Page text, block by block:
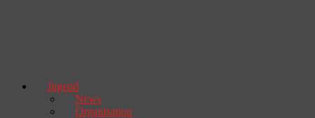
Jugend
News
Organisation